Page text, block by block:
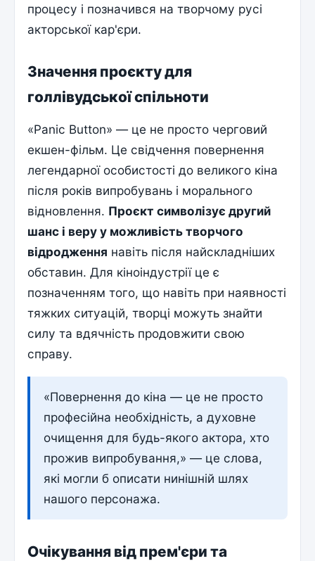
процесу і позначився на творчому русі
акторської кар'єри.
Значення проєкту для
голлівудської спільноти
«Panic Button» — це не просто черговий
екшен-фільм. Це свідчення повернення
легендарної особистості до великого кіна
після років випробувань і морального
відновлення. Проєкт символізує другий
шанс і веру у можливість творчого
відродження навіть після найскладніших
обставин. Для кіноіндустрії це є
позначенням того, що навіть при наявності
тяжких ситуацій, творці можуть знайти
силу та вдячність продовжити свою
справу.
«Повернення до кіна — це не просто
професійна необхідність, а духовне
очищення для будь-якого актора, хто
прожив випробування,» — це слова,
які могли б описати нинішній шлях
нашого персонажа.
Очікування від прем'єри та